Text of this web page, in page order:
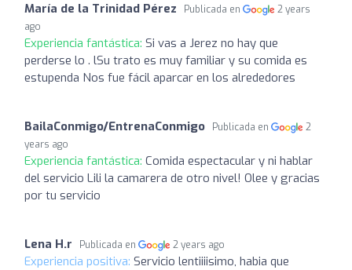
María de la Trinidad Pérez Publicada en
2 years
ago
Experiencia fantástica: Si vas a Jerez no hay que
perderse lo . lSu trato es muy familiar y su comida es
estupenda Nos fue fácil aparcar en los alrededores
BailaConmigo/EntrenaConmigo Publicada en
2
years ago
Experiencia fantástica: Comida espectacular y ni hablar
del servicio Lili la camarera de otro nivel! Olee y gracias
por tu servicio
Lena H.r Publicada en 2 years ago
Experiencia positiva: Servicio lentiiiisimo, habia que